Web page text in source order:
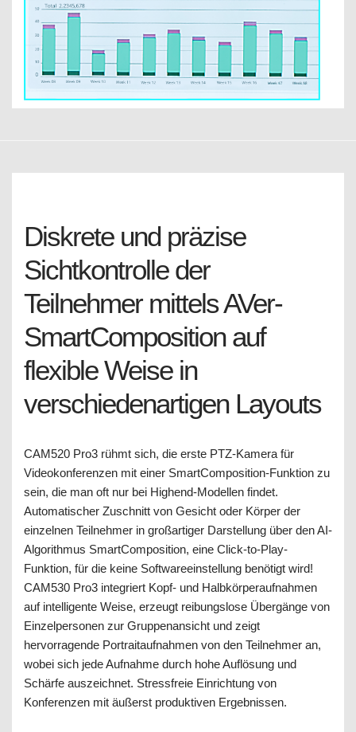
Diskrete und präzise
Sichtkontrolle der
Teilnehmer mittels AVer-
SmartComposition auf
flexible Weise in
verschiedenartigen Layouts
CAM520 Pro3 rühmt sich, die erste PTZ-Kamera für
Videokonferenzen mit einer SmartComposition-Funktion zu
sein, die man oft nur bei Highend-Modellen findet.
Automatischer Zuschnitt von Gesicht oder Körper der
einzelnen Teilnehmer in großartiger Darstellung über den AI-
Algorithmus SmartComposition, eine Click-to-Play-
Funktion, für die keine Softwareeinstellung benötigt wird!
CAM530 Pro3 integriert Kopf- und Halbkörperaufnahmen
auf intelligente Weise, erzeugt reibungslose Übergänge von
Einzelpersonen zur Gruppenansicht und zeigt
hervorragende Portraitaufnahmen von den Teilnehmer an,
wobei sich jede Aufnahme durch hohe Auflösung und
Schärfe auszeichnet. Stressfreie Einrichtung von
Konferenzen mit äußerst produktiven Ergebnissen.